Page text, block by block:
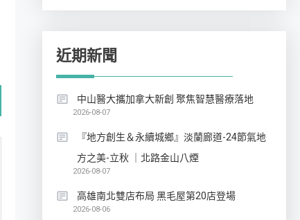
近期新聞
中山醫大攜加拿大新創 聚焦智慧醫療落地
2026-08-07
『地方創生＆永續城鄉』淡蘭廊道-24節氣地
方之美-立秋 ｜北路金山八煙
2026-08-07
高雄南北雙店布局 黑毛屋第20店登場
2026-08-06